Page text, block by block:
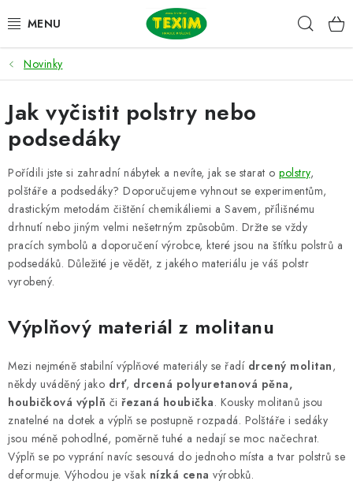
na
ZAHRADNÍ SESTAVY
ŽIDLE
STOLY
LAVICE
LEHÁTKA
POLSTRY
GRILY
VÝPRODEJ
NOVINKY
Novinky
Jak vyčistit polstry nebo
podsedáky
Pořídili jste si zahradní nábytek a nevíte, jak se starat o polstry,
polštáře a podsedáky? Doporučujeme vyhnout se experimentům,
drastickým metodám čištění chemikáliemi a Savem, přílišnému
drhnutí nebo jiným velmi nešetrným způsobům. Držte se vždy
pracích symbolů a doporučení výrobce, které jsou na štítku polstrů a
podsedáků. Důležité je vědět, z jakého materiálu je váš polstr
vyrobený.
Výplňový materiál z molitanu
Mezi nejméně stabilní výplňové materiály se řadí drcený molitan,
někdy uváděný jako drť, drcená polyuretanová pěna,
houbičková výplň či řezaná houbička. Kousky molitanů jsou
znatelné na dotek a výplň se postupně rozpadá. Polštáře i sedáky
jsou méně pohodlné, poměrně tuhé a nedají se moc načechrat.
Výplň se po vyprání navíc sesouvá do jednoho místa a tvar polstrů se
deformuje. Výhodou je však nízká cena výrobků.